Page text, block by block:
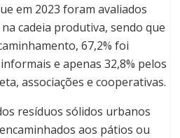
em 2023 foram avaliados
cadeia produtiva, sendo que
67,2% foi
e apenas 32,8% pelos
associações e cooperativas.
resíduos sólidos urbanos
aos pátios ou